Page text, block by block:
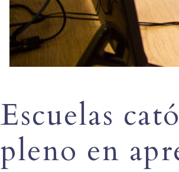
Escuelas
pleno en